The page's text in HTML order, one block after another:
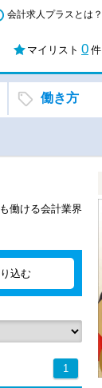
会計求人プラスとは？
マイリスト 0 件
働き方
働ける会計業界
1